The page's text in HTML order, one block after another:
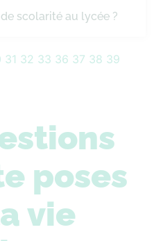
scolarité au lycée ?
31 32 33 36 37 38 39
poses
vie